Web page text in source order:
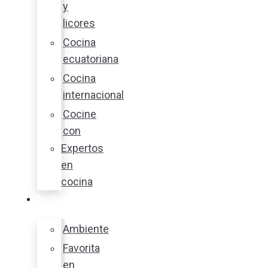
y
licores
Cocina
ecuatoriana
Cocina
internacional
Cocine
con
Expertos
en
cocina
Ambiente
Favorita
en